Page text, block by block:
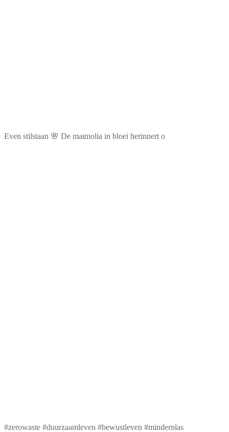
Even stilstaan 🌸 De magnolia in bloei herinnert o
#zerowaste #duurzaamleven #bewustleven #minderplas